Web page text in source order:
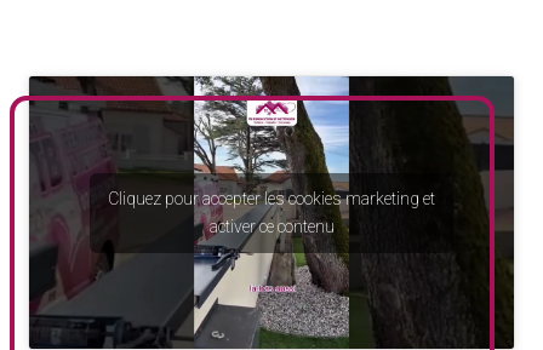
Cliquez pour accepter les cookies marketing et
activer ce contenu